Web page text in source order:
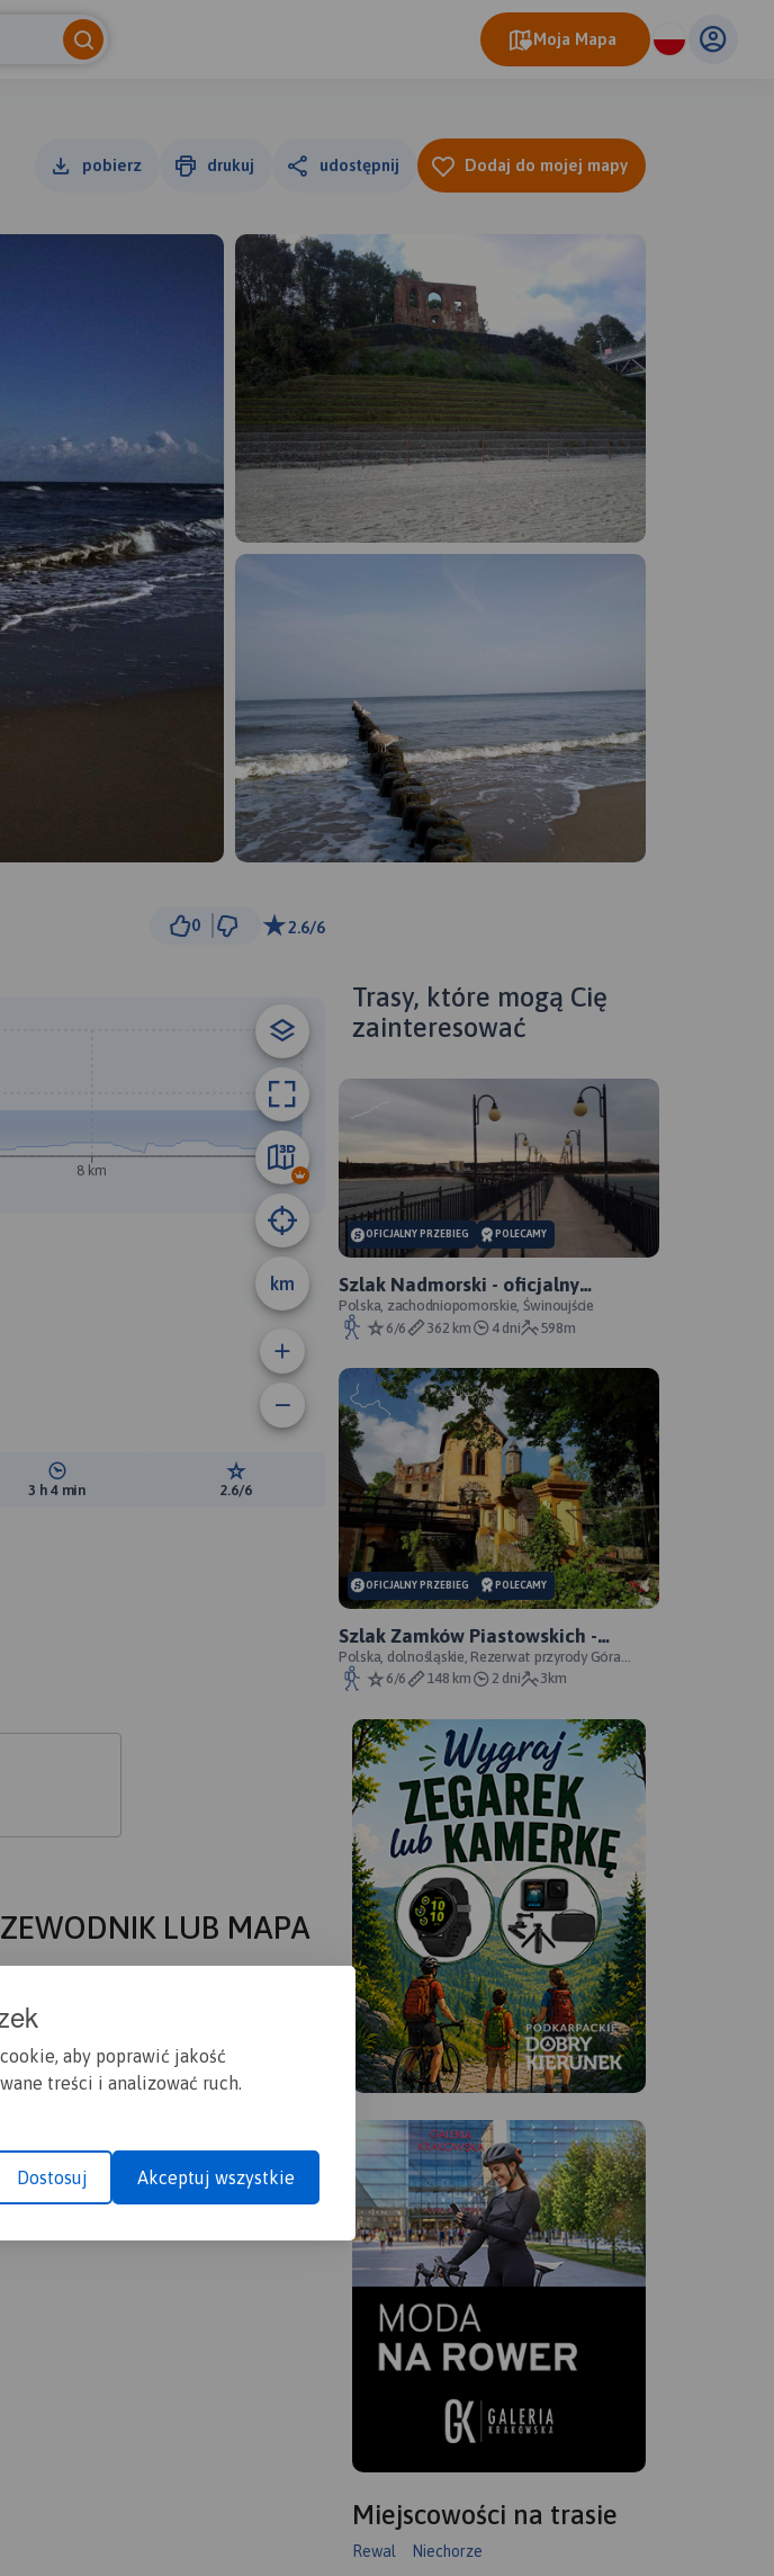
aby poprawić jakość
treści i analizować ruch.
Dostosuj Akceptuj wszystkie
Moja Mapa
pobierz drukuj udostępnij Dodaj do mojej mapy
0 2.6/6
km
8 km 10 km
Średni czas potrzebny na pokonanie trasy:
3 h 4 min Ocena trasy:
2.6/6
LUB MAPA
Trasy, które mogą Cię
zainteresować
OFICJALNY PRZEBIEG POLECAMY
Szlak Nadmorski - oficjalny
przebieg
Polska, zachodniopomorskie, Świnoujście
6/6
362 km 4 dni 598m
OFICJALNY PRZEBIEG POLECAMY
Szlak Zamków Piastowskich -
oficjalny przebieg
Polska, dolnośląskie, Rezerwat przyrody Góra
Choina, Zagórze Śląskie, powiat wałbrzyski
6/6 148 km 2 dni 3km
Miejscowości na trasie
Rewal Niechorze